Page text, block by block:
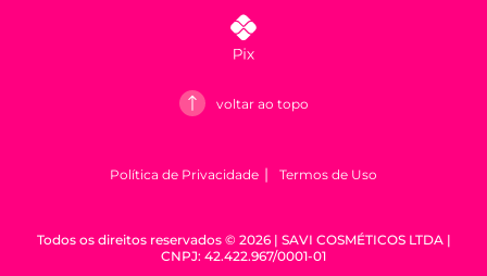
voltar ao topo
Política de Privacidade Termos de Uso
Todos os direitos reservados © 2026 | SAVI COSMÉTICOS LTDA |
CNPJ: 42.422.967/0001-01